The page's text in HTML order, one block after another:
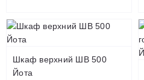
Шкаф верхний ШВ 500
Йота